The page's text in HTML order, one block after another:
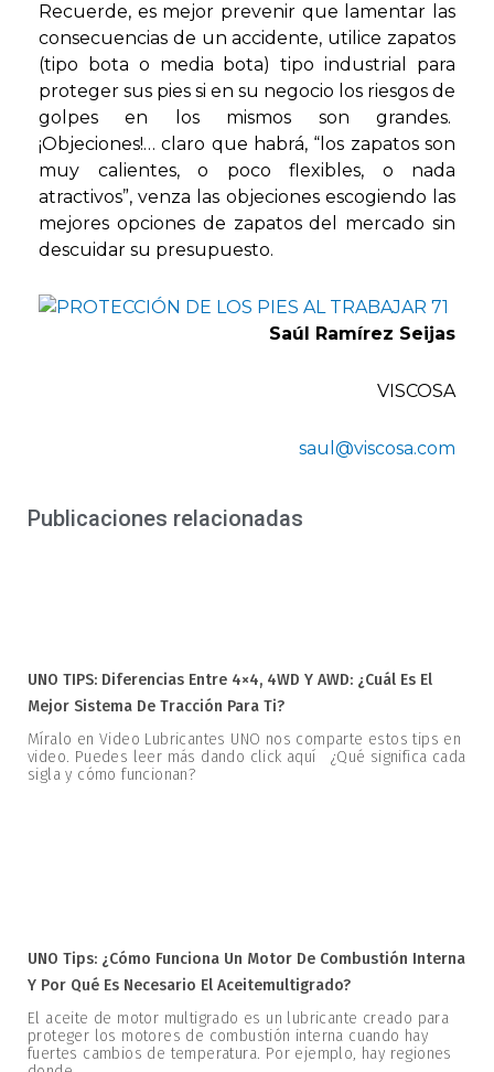
Recuerde, es mejor prevenir que lamentar las
consecuencias de un accidente, utilice zapatos
(tipo bota o media bota) tipo industrial para
proteger sus pies si en su negocio los riesgos de
golpes en los mismos son grandes.
¡Objeciones!… claro que habrá, “los zapatos son
muy calientes, o poco flexibles, o nada
atractivos”, venza las objeciones escogiendo las
mejores opciones de zapatos del mercado sin
descuidar su presupuesto.
Saúl Ramírez Seijas
VISCOSA
saul@viscosa.com
Publicaciones relacionadas
UNO TIPS: Diferencias Entre 4×4, 4WD Y AWD: ¿Cuál Es El
Mejor Sistema De Tracción Para Ti?
Míralo en Video Lubricantes UNO nos comparte estos tips en
video. Puedes leer más dando click aquí ¿Qué significa cada
sigla y cómo funcionan?
UNO Tips: ¿Cómo Funciona Un Motor De Combustión Interna
Y Por Qué Es Necesario El Aceitemultigrado?
El aceite de motor multigrado es un lubricante creado para
proteger los motores de combustión interna cuando hay
fuertes cambios de temperatura. Por ejemplo, hay regiones